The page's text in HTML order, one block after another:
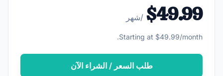
$49.99 /شهر
Starting at $49.99/month.
طلب السعر / الشراء الآن